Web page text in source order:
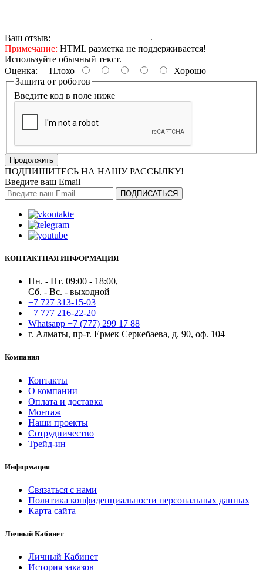
Ваш отзыв:
Примечание: HTML разметка не поддерживается!
Используйте обычный текст.
Оценка: Плохо
Хорошо
Защита от роботов
Введите код в поле ниже
Продолжить
ПОДПИШИТЕСЬ НА НАШУ РАССЫЛКУ!
Введите ваш Email
ПОДПИСАТЬСЯ
КОНТАКТНАЯ ИНФОРМАЦИЯ
Пн. - Пт. 09:00 - 18:00,
Сб. - Вс. - выходной
+7 727 313-15-03
+7 777 216-22-20
Whatsapp +7 (777) 299 17 88
г. Алматы, пр-т. Ермек Серкебаева, д. 90, оф. 104
Компания
Контакты
О компании
Оплата и доставка
Монтаж
Наши проекты
Сотрудничество
Трейд-ин
Информация
Связаться с нами
Политика конфиденциальности персональных данных
Карта сайта
Личный Кабинет
Личный Кабинет
История заказов